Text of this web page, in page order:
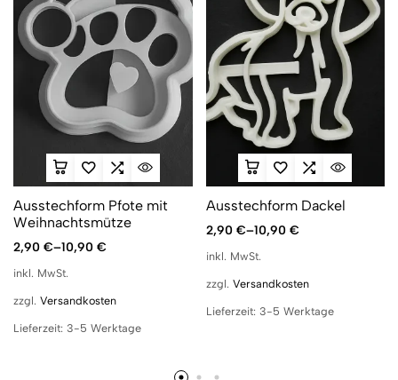
Ausstechform Pfote mit
Weihnachtsmütze
2,90 €–10,90 €
inkl. MwSt.
zzgl. Versandkosten
Lieferzeit: 3-5 Werktage
Ausstechform Dackel
2,90 €–10,90 €
inkl. MwSt.
zzgl. Versandkosten
Lieferzeit: 3-5 Werktage